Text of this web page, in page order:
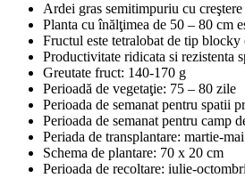
Ardei gras semitimpuriu cu creştere
Planta cu înălţimea de 50 – 80 cm
Fructul este tetralobat de tip
Productivitate ridicata si rezistenta
Greutate fruct: 140-170 g
Perioadă de vegetaţie: 75 – 80 zile
Perioada de semanat pentru spatii
Perioada de semanat pentru camp
Periada de transplantare: martie-mai
Schema de plantare: 70 x 20 cm
Perioada de recoltare: iulie-